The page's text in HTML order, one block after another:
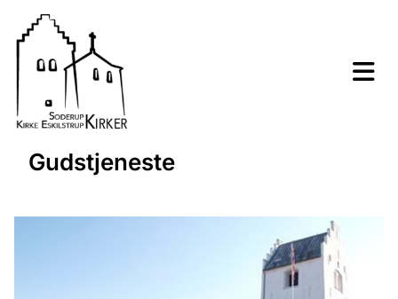
Gudstjeneste